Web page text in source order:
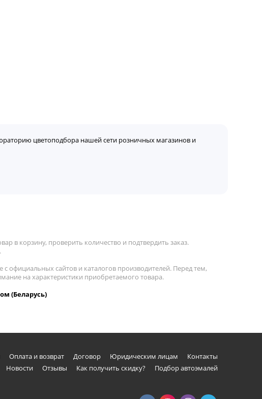
цветоподбора нашей сети розничных магазинов и
в корзину, проверить количество и подтвердить заказ.
официальных сайтов и каталогов производителей. Перед тем,
на характеристики приобретаемого товара.
(Беларусь)
Оплата и возврат Договор Юридическим лицам
Контакты
Новости
Отзывы Как получить скидку? Подбор автоэмалей